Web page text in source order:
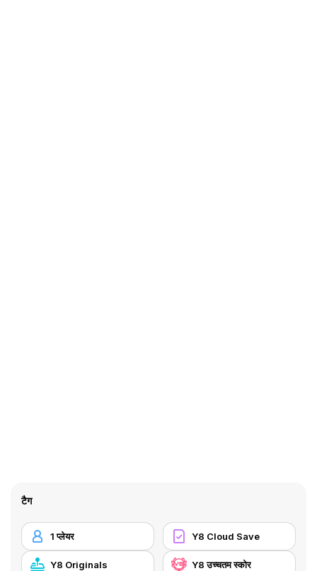
टैग
1 प्लेयर Y8 Cloud Save
Y8 Originals Y8 उच्चतम स्कोर